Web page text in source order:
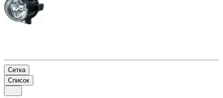
Сетка
Список